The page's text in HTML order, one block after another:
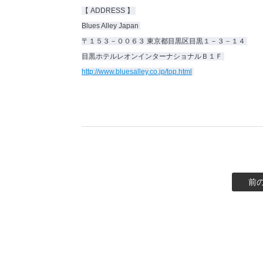
【 ADDRESS 】
Blues Alley Japan
〒１５３－００６３ 東京都目黒区目黒１－３－１４
目黒ホテルレオンインターナショナルＢ１Ｆ
http://www.bluesalley.co.jp/top.html
前